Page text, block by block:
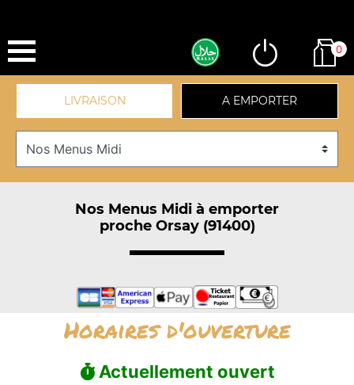
0
LIVRAISON A EMPORTER
Nos Menus Midi à emporter
proche Orsay (91400)
Horaires d'ouverture
Actuellement ouvert